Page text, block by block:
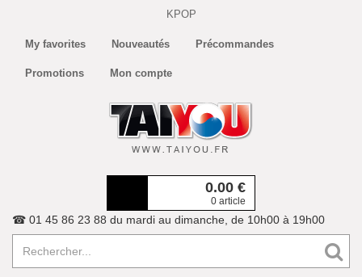
KPOP
My favorites Nouveautés Précommandes
Promotions Mon compte
0.00 €
0 article
☎ 01 45 86 23 88 du mardi au dimanche, de 10h00 à 19h00